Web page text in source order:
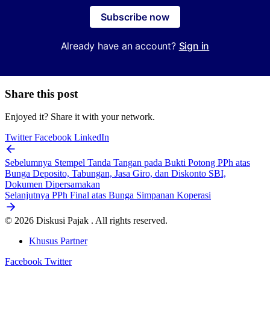
Subscribe now
Already have an account? Sign in
Share this post
Enjoyed it? Share it with your network.
TwitterFacebook LinkedIn
Sebelumnya Stempel Tanda Tangan pada Bukti Potong PPh atas
Bunga Deposito, Tabungan, Jasa Giro, dan Diskonto SBI,
Dokumen Dipersamakan
Selanjutnya PPh Final atas Bunga Simpanan Koperasi
© 2026 Diskusi Pajak . All rights reserved.
Khusus Partner
Facebook Twitter